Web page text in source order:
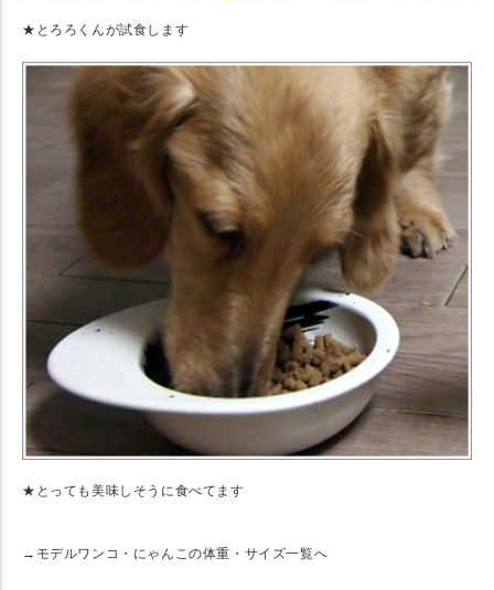
★とろろくんが試食します
★とっても美味しそうに食べてます
→モデルワンコ・にゃんこの体重・サイズ一覧へ